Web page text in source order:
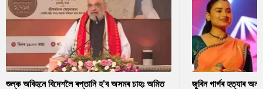
শুল্ক অবিহনে বিদেশলৈ ৰপ্তানি হ'ব অসমৰ চাহঃ অমিত জুবিন গাৰ্গৰ হত্যাৰ